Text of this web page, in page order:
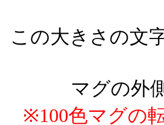
この大きさの文
マグの外
※100色マグの